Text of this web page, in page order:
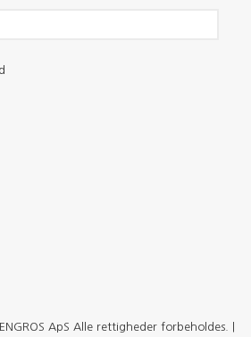
ApS Alle rettigheder forbeholdes. |